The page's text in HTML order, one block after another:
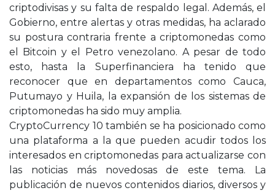
criptodivisas y su falta de respaldo legal. Además, el
Gobierno, entre alertas y otras medidas, ha aclarado
su postura contraria frente a criptomonedas como
el Bitcoin y el Petro venezolano. A pesar de todo
esto, hasta la Superfinanciera ha tenido que
reconocer que en departamentos como Cauca,
Putumayo y Huila, la expansión de los sistemas de
criptomonedas ha sido muy amplia.
CryptoCurrency 10 también se ha posicionado como
una plataforma a la que pueden acudir todos los
interesados en criptomonedas para actualizarse con
las noticias más novedosas de este tema. La
publicación de nuevos contenidos diarios, diversos y